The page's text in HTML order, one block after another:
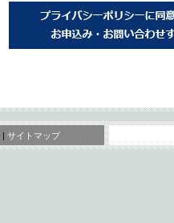
| サイトマップ